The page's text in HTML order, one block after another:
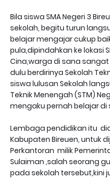
Bila siswa SMA Negeri 3
sekolah, begitu turun
belajar mengajar cukup
pula,dipindahkan ke lokasi
Cina,warga di sana sangat
dulu berdirinya Sekolah
siswa lulusan Sekolah
Teknik Menengah (STM)
mengaku pernah belajar di
Lembaga pendidikan itu
Kabupaten Bireuen, untuk
Perkantoran milik
Sulaiman ,salah seorang
pada sekolah tersebut,kini